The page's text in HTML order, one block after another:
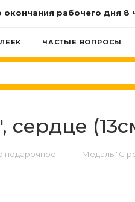
окончания рабочего дня 8
ЧАСТЫЕ ВОПРОСЫ
подарочное — Медаль "С